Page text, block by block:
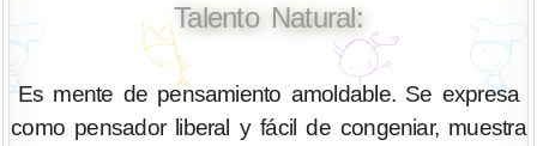
Talento Natural:
Es mente de pensamiento amoldable. Se expresa
como pensador liberal y fácil de congeniar, muestra